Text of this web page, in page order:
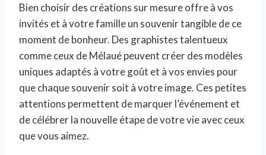
Bien choisir des créations sur mesure offre à vos
invités et à votre famille un souvenir tangible de ce
moment de bonheur. Des graphistes talentueux
comme ceux de Mélaué peuvent créer des modèles
uniques adaptés à votre goût et à vos envies pour
que chaque souvenir soit à votre image. Ces petites
attentions permettent de marquer l’événement et
de célébrer la nouvelle étape de votre vie avec ceux
que vous aimez.